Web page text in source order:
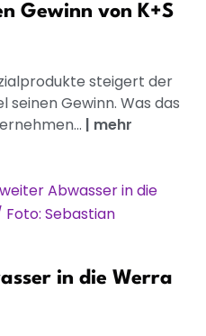
Gewinn von K+S
steigert der
seinen Gewinn. Was das
| mehr
in die Werra